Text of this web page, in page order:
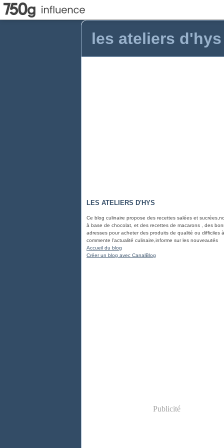
les ateliers d'hys
LES ATELIERS D'HYS
Ce blog culinaire propose des recettes salées et
à base de chocolat, et des recettes de macarons , des
adresses pour acheter des produits de qualité ou difficiles
commente l'actualité culinaire,informe sur les nouveautés
Accueil du blog
Créer un blog avec CanalBlog
Publicité